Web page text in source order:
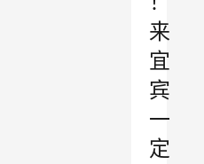
来
宜
宾
一
定